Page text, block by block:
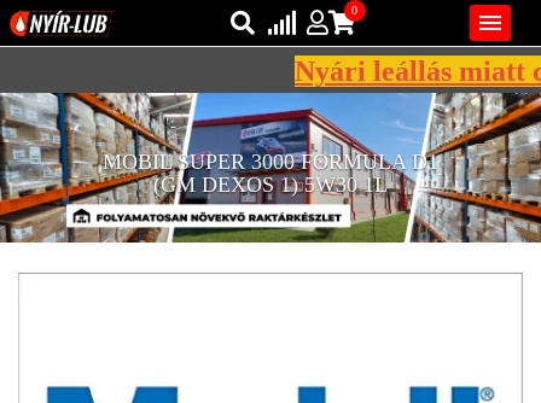
REGISZTRÁCIÓ
KENŐANYAGOK
MÁRKÁK

Bejelentkezés
Regisztráció
0
AZ ÖN KOSARA ÜRES
Nyári leállás miatt
MOBIL SUPER 3000 FORMULA D1
(GM DEXOS 1) 5W30 1L